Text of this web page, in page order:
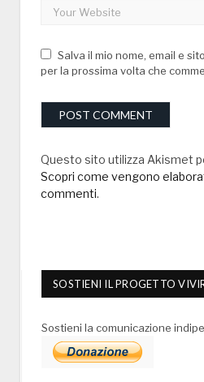
Salva il mio nome, email e
per la prossima volta che
Questo sito utilizza Akismet
Scopri come vengono
commenti.
SOSTIENI IL PROGETTO
Sostieni la comunicazione